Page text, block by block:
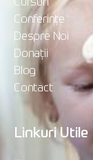
Conferințe
Despre Noi
Donații
Blog
Contact
Linkuri Utile